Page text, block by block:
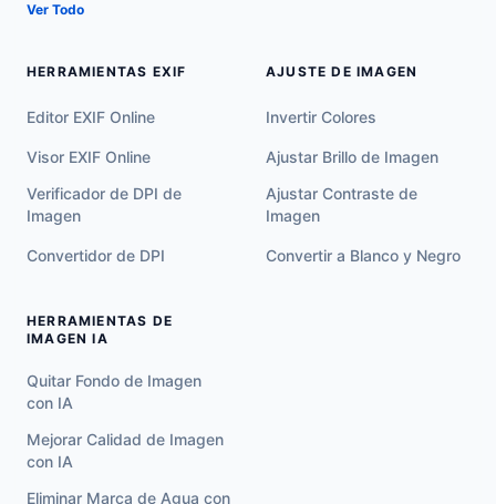
Ver Todo
HERRAMIENTAS EXIF
Editor EXIF Online
Visor EXIF Online
Verificador de DPI de
Imagen
Convertidor de DPI
AJUSTE DE IMAGEN
Invertir Colores
Ajustar Brillo de Imagen
Ajustar Contraste de
Imagen
Convertir a Blanco y Negro
HERRAMIENTAS DE
IMAGEN IA
Quitar Fondo de Imagen
con IA
Mejorar Calidad de Imagen
con IA
Eliminar Marca de Agua con